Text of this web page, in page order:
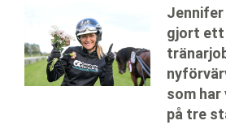
Jennifer
gjort ett
som har
på tre